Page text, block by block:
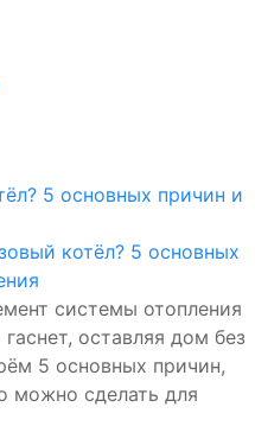
котёл? 5 основных
системы отопления
оставляя дом без
5 основных причин,
можно сделать для